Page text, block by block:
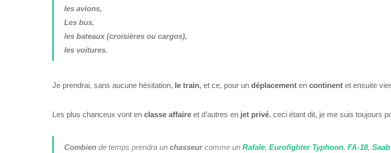
les avions,
Les bus,
les bateaux (croisières ou cargos),
les voitures.
Je prendrai, sans aucune hésitation, le train, et ce, pour un déplacement en continent et ensuite
Les plus chanceux vont en classe affaire et d’autres en jet privé, ceci étant dit, je me suis toujours
Combiende temps prendra un chasseurcomme un Rafale, Eurofighter Typhoon, FA-18,